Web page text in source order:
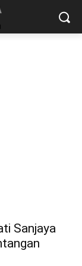
Sanjaya